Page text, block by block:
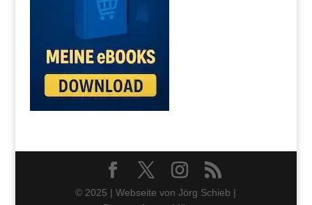
© 2025 | Webseite von Jörg Schieb |